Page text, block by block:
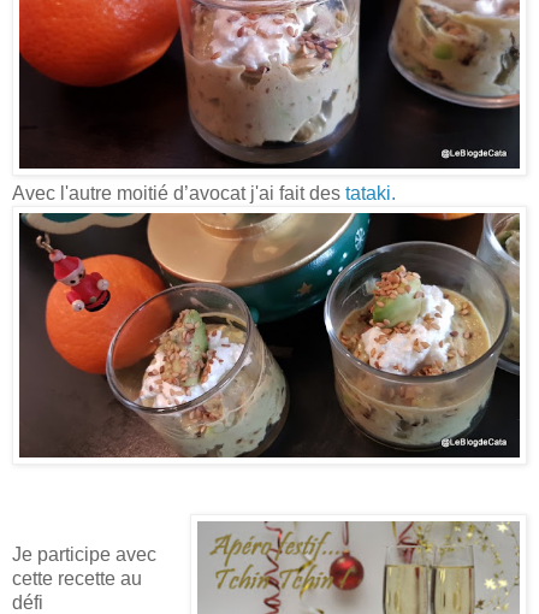
Avec l'autre moitié d’avocat j'ai fait des tataki.
Je participe avec
cette recette au
défi